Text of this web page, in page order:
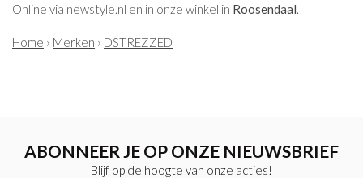
Online via newstyle.nl en in onze winkel in Roosendaal.
Home › Merken › DSTREZZED
ABONNEER JE OP ONZE NIEUWSBRIEF
Blijf op de hoogte van onze acties!